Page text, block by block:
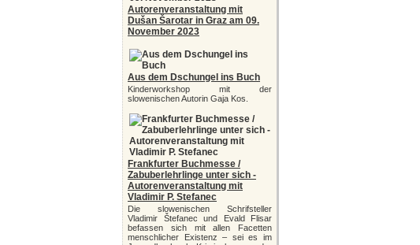
Autorenveranstaltung mit
Dušan Šarotar in Graz am 09.
November 2023
Aus dem Dschungel ins Buch
Kinderworkshop mit der
slowenischen Autorin Gaja Kos.
Frankfurter Buchmesse /
Zabuberlehrlinge unter sich -
Autorenveranstaltung mit
Vladimir P. Stefanec
Die slowenischen Schrifsteller
Vladimir Štefanec und Evald Flisar
befassen sich mit allen Facetten
menschlicher Existenz – sei es im